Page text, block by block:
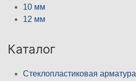
10 мм
12 мм
Каталог
Стеклопластиковая арматура